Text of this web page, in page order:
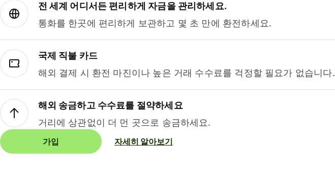
전 세계 어디서든 편리하게 자금을 관리하세요.
통화를 한곳에 편리하게 보관하고 몇 초 만에 환전하세요.
국제 직불 카드
해외 결제 시 환전 마진이나 높은 거래 수수료를 걱정할 필요가 없습니다.
해외 송금하고 수수료를 절약하세요
거리에 상관없이 더 먼 곳으로 송금하세요.
가입 자세히 알아보기